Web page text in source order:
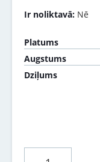
Ir noliktavā: Nē
Platums
Augstums
Dziļums